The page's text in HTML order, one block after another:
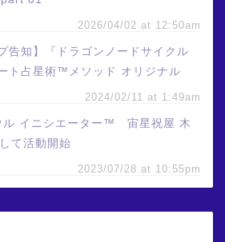
2026/04/02 at 12:50am
告知】『ドラゴンノードサイクル
ト占星術™メソッド オリジナル
2024/02/11 at 1:49am
ル イニシエーター™ 宙星祝屋 木
て活動開始
2023/07/28 at 10:55pm